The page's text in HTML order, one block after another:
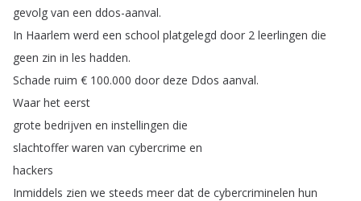
gevolg van een ddos-aanval.
In Haarlem werd een school platgelegd door 2 leerlingen die
geen zin in les hadden.
Schade ruim € 100.000 door deze Ddos aanval.
Waar het eerst
grote bedrijven en instellingen die
slachtoffer waren van cybercrime en
hackers
Inmiddels zien we steeds meer dat de cybercriminelen hun